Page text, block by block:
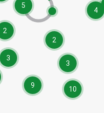
4
3
10
5
9
3
2
2